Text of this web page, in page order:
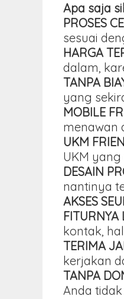
Apa saja
PROSES
sesuai
HARGA
dalam,
TANPA
yang
MOBILE
menawan
UKM
UKM
DESAIN
nantinya
AKSES
FITURNYA
kontak,
TERIMA
kerjakan
TANPA
Anda